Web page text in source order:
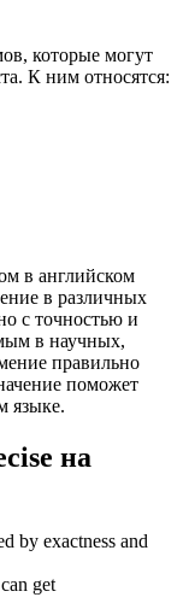
которые могут
К ним относятся:
в английском
в различных
с точностью и
в научных,
правильно
поможет
языке.
на
by exactness and
get